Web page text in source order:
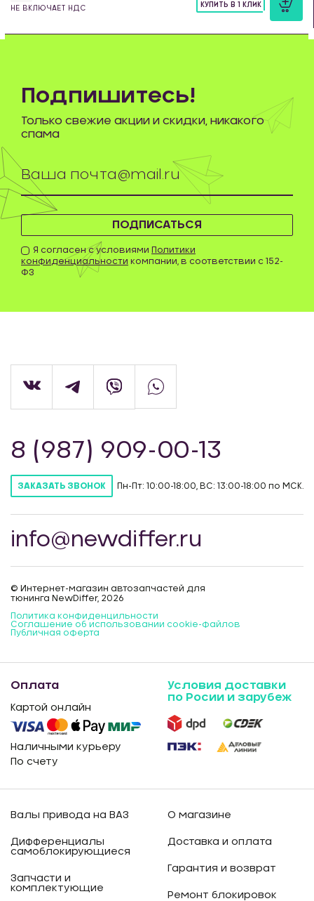
НЕ ВКЛЮЧАЕТ НДС
КУПИТЬ В 1 КЛИК
ПОДПИСАТЬСЯ
Я согласен с условиями Политики
конфиденциальности компании, в соответствии с 152-
ФЗ
Подпишитесь!
Только свежие акции и скидки, никакого
спама
8 (987) 909-00-13
ЗАКАЗАТЬ ЗВОНОК Пн-Пт: 10:00-18:00, ВС: 13:00-18:00 по МСК.
info@newdiffer.ru
© Интернет-магазин автозапчастей для
тюнинга NewDiffer, 2026
Политика конфиденцильности
Соглашение об использовании cookie-файлов
Публичная оферта
Оплата
Картой онлайн
Наличными курьеру
По счету
Условия доставки
по Росии и зарубеж
Валы привода на ВАЗ
Дифференциалы
самоблокирующиеся
Запчасти и
комплектующие
О магазине
Доставка и оплата
Гарантия и возврат
Ремонт блокировок